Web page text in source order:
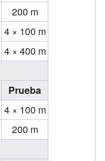
200 m
4 × 100 m
4 × 400 m
Prueba
4 × 100 m
200 m